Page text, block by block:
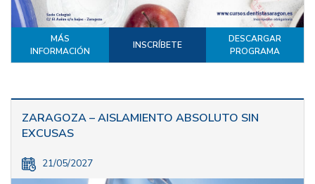
MÁS
INFORMACIÓN
INSCRÍBETE
DESCARGAR
PROGRAMA
ZARAGOZA – AISLAMIENTO ABSOLUTO SIN
EXCUSAS
21/05/2027